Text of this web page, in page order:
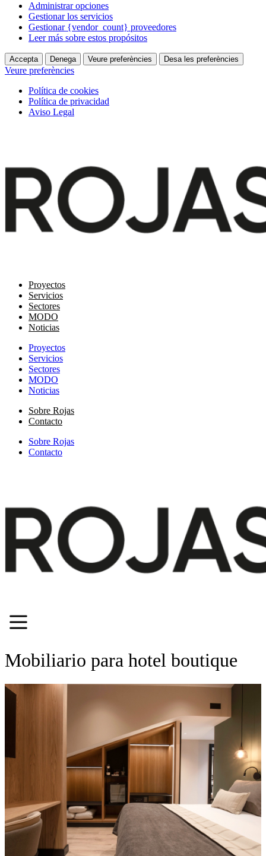
Administrar opciones
Gestionar los servicios
Gestionar {vendor_count} proveedores
Leer más sobre estos propósitos
Accepta Denega Veure preferències Desa les preferències
Veure preferències
Política de cookies
Política de privacidad
Aviso Legal
Proyectos
Servicios
Sectores
MODO
Noticias
Proyectos
Servicios
Sectores
MODO
Noticias
Sobre Rojas
Contacto
Sobre Rojas
Contacto
Mobiliario para hotel boutique